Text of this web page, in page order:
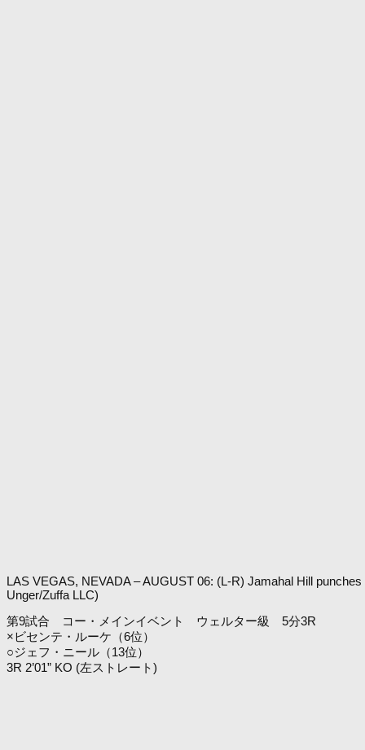
LAS VEGAS, NEVADA – AUGUST 06: (L-R) Jamahal Hill
Unger/Zuffa LLC)
第9試合 コー・メインイベント ウェルター級 5分3R
×ビセンテ・ルーケ（6位）
○ジェフ・ニール（13位）
3R 2’01” KO (左ストレート)